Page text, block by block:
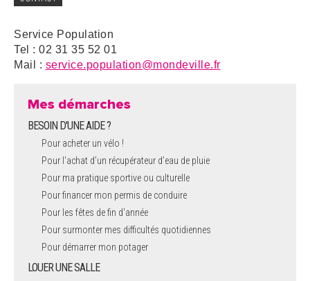
Service Population
Tel : 02 31 35 52 01
Mail : service.population@mondeville.fr
Mes démarches
BESOIN D'UNE AIDE ?
Pour acheter un vélo !
Pour l'achat d’un récupérateur d’eau de pluie
Pour ma pratique sportive ou culturelle
Pour financer mon permis de conduire
Pour les fêtes de fin d'année
Pour surmonter mes difficultés quotidiennes
Pour démarrer mon potager
LOUER UNE SALLE